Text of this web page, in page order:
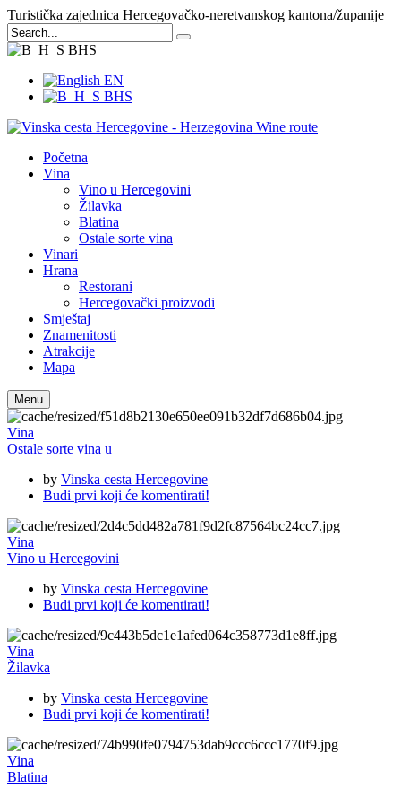
Turistička zajednica Hercegovačko-neretvanskog kantona/županije
BHS
EN
BHS
Početna
Vina
Vino u Hercegovini
Žilavka
Blatina
Ostale sorte vina
Vinari
Hrana
Restorani
Hercegovački proizvodi
Smještaj
Znamenitosti
Atrakcije
Mapa
Menu
Vina
Ostale sorte vina u
by Vinska cesta Hercegovine
Budi prvi koji će komentirati!
Vina
Vino u Hercegovini
by Vinska cesta Hercegovine
Budi prvi koji će komentirati!
Vina
Žilavka
by Vinska cesta Hercegovine
Budi prvi koji će komentirati!
Vina
Blatina